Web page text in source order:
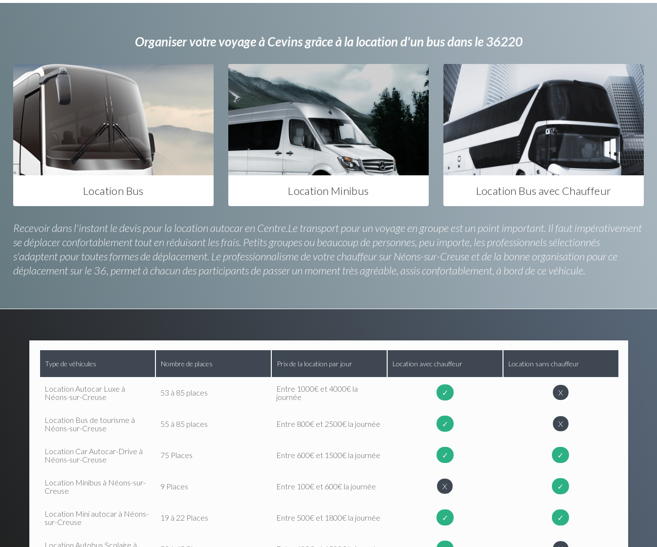
Organiser votre voyage à Cevins grâce à la location d'un bus dans le 36220
Location Bus Location Minibus Location Bus avec Chauffeur
Recevoir dans l'instant le devis pour la location autocar en Centre.Le transport pour un voyage en groupe est un point important. Il faut impérativement
se déplacer confortablement tout en réduisant les frais. Petits groupes ou beaucoup de personnes, peu importe, les professionnels sélectionnés
s'adaptent pour toutes formes de déplacement. Le professionnalisme de votre chauffeur sur Néons-sur-Creuse et de la bonne organisation pour ce
déplacement sur le 36, permet à chacun des participants de passer un moment très agréable, assis confortablement, à bord de ce véhicule.
Type de véhicules Nombre de places Prix de la location par jour Location avec chauffeur Location sans chauffeur
Location Autocar Luxe à
Néons-sur-Creuse
53 à 85 places
Entre 1000€ et 4000€ la
journée
✓ X
Location Bus de tourisme à
Néons-sur-Creuse
55 à 85 places Entre 800€ et 2500€ la journée ✓ X
Location Car Autocar-Drive à
Néons-sur-Creuse
75 Places Entre 600€ et 1500€ la journée ✓ ✓
Location Minibus à Néons-sur-
Creuse
9 Places Entre 100€ et 600€ la journée X ✓
Location Mini autocar à Néons-
sur-Creuse
19 à 22 Places Entre 500€ et 1800€ la journée ✓ ✓
Location Autobus Scolaire à